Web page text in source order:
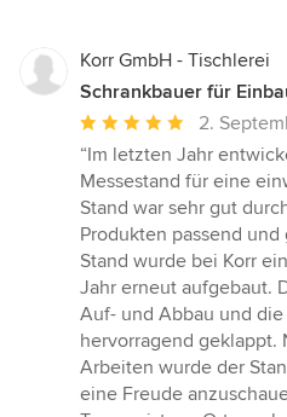
Korr GmbH - Tischlerei
Schrankbauer für
Durchschnittliche
Bewertung:
5
von
5
Sternen
2.
“Im letzten Jahr
Messestand für eine
Stand war sehr gut
Produkten passend
Stand wurde bei Korr
Jahr erneut aufgebaut.
Auf- und Abbau und
hervorragend geklappt.
Arbeiten wurde der
eine Freude